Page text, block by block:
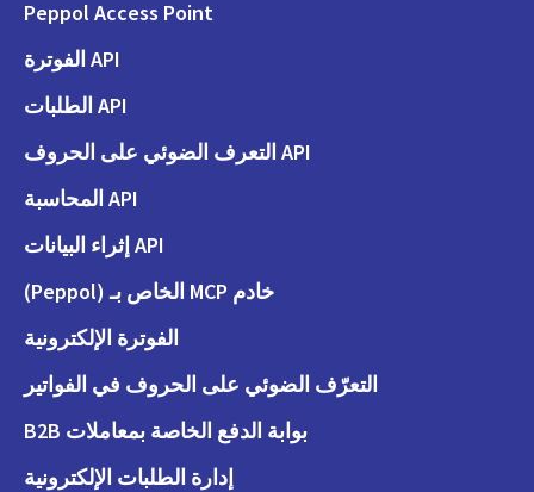
Peppol Access Point
API الفوترة
API الطلبات
API التعرف الضوئي على الحروف
API المحاسبة
API إثراء البيانات
خادم MCP الخاص بـ (Peppol)
الفوترة الإلكترونية
التعرّف الضوئي على الحروف في الفواتير
بوابة الدفع الخاصة بمعاملات B2B
إدارة الطلبات الإلكترونية